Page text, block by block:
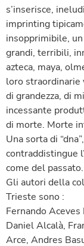
s’inserisce,
imprinting
insopprimibile,
grandi, terribili,
azteca, maya,
loro straordinarie
di grandezza, di
incessante
di morte. Morte
Una sorta di
contraddistingue
come del passato.
Gli autori della
Trieste sono :
Fernando
Daniel Alcalà,
Arce, Andres